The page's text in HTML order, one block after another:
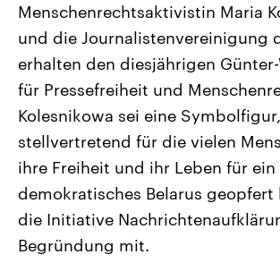
Landtagswahl Sachsen-Anhalt
2026
Alle Informationen
Sachsen-Anhalt wählt am 6.
September 2026 einen neuen
Landtag. Seit 2021 wird das
Bundesland von einer Koalition aus
Umfragen, Prognosen,
Wahlprogramme, aktuelle Berichte
und Hintergründe zu den Parteien
und Kandidaten der anstehenden
Wahl.
den
mit
Sendungen Programm Podcasts
Audio-Archiv
Menschenrechtsaktivistin Maria
und die Journalistenvereinigung
erhalten den diesjährigen
für Pressefreiheit und
Kolesnikowa sei eine Symbolfigur,
stellvertretend für die vielen
ihre Freiheit und ihr Leben für ein
demokratisches Belarus
die Initiative
Begründung mit.